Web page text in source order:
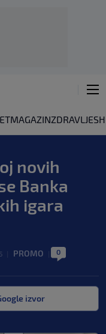
MAGAZINZDRAVLJE
novih
Banka
igara
PROMO 0
izvor